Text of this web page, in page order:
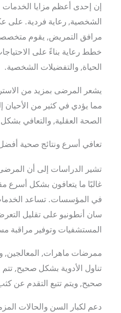
إن إحدى أعظم مزايا الخدمات
الشخصية, رعاية فردية. على
مرافق التمريض, يقوم
خطط رعاية بناءً على
الحياة, والتفضيلات الشخصية.
يشعر المرضى بمزيد من
مما يؤدي في كثير من
الصحة العقلية, والتعافي
تعافي أسرع ونتائج صحية
تشير الدراسات إلى أن
غالبًا ما يتعافون بشكل أسرع
في المؤسسات. تساعد
سان أنطونيو على تقليل
المستشفيات وتوفير مراقبة
ممرضات ماهرات, المعالجين,
تناول الأدوية بشكل صحيح,
صحيح, ويتم تتبع التقدم عن
دعم لكبار السن والحالات